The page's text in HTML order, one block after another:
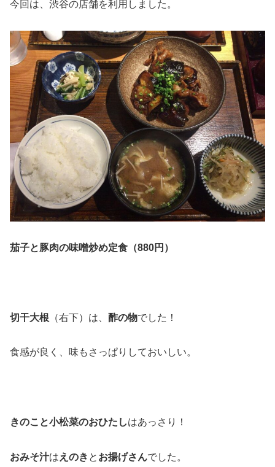
今回は、渋谷の店舗を利用しました。
茄子と豚肉の味噌炒め定食（880円）
切干大根 （右下）は、 酢の物でした！
食感が良く、味もさっぱりしておいしい。
きのこと小松菜のおひたしはあっさり！
おみそ汁はえのき と お揚げさんでした。